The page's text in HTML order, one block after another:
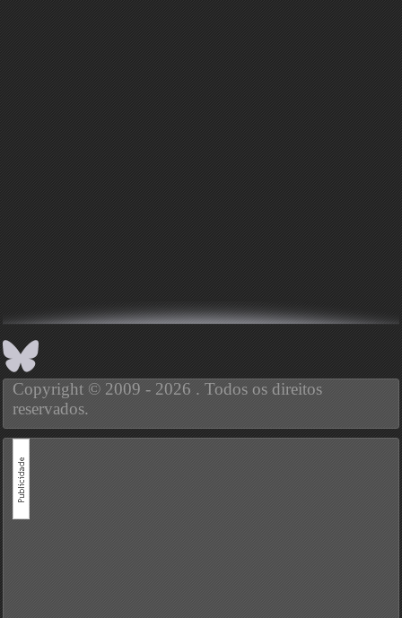
Copyright © 2009 - 2026 . Todos os direitos
reservados.